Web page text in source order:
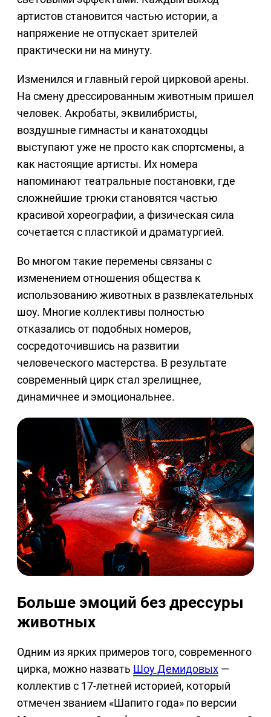
артистов становится частью истории, а
напряжение не отпускает зрителей
практически ни на минуту.
Изменился и главный герой цирковой арены.
На смену дрессированным животным пришел
человек. Акробаты, эквилибристы,
воздушные гимнасты и канатоходцы
выступают уже не просто как спортсмены, а
как настоящие артисты. Их номера
напоминают театральные постановки, где
сложнейшие трюки становятся частью
красивой хореографии, а физическая сила
сочетается с пластикой и драматургией.
Во многом такие перемены связаны с
изменением отношения общества к
использованию животных в развлекательных
шоу. Многие коллективы полностью
отказались от подобных номеров,
сосредоточившись на развитии
человеческого мастерства. В результате
современный цирк стал зрелищнее,
динамичнее и эмоциональнее.
Больше эмоций без дрессуры
животных
Одним из ярких примеров того, современного
цирка, можно назвать Шоу Демидовых —
коллектив с 17-летней историей, который
отмечен званием «Шапито года» по версии